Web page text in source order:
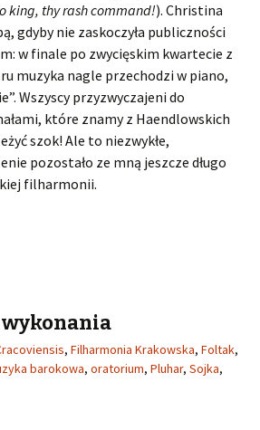
king, thy rash command!). Christina
gdyby nie zaskoczyła publiczności
w finale po zwycięskim kwartecie z
muzyka nagle przechodzi w piano,
Wszyscy przyzwyczajeni do
które znamy z Haendlowskich
szok! Ale to niezwykłe,
pozostało ze mną jeszcze długo
filharmonii.
wykonania
, Filharmonia Krakowska, Foltak,
barokowa, oratorium, Pluhar, Sojka,